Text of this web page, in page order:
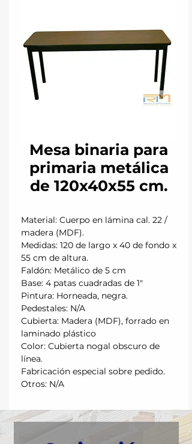
Mesa binaria para
primaria metálica
de 120x40x55 cm.
Material: Cuerpo en lámina cal. 22 /
madera (MDF).
Medidas: 120 de largo x 40 de fondo x
55 cm de altura.
Faldón: Metálico de 5 cm
Base: 4 patas cuadradas de 1"
Pintura: Horneada, negra.
Pedestales: N/A
Cubierta: Madera (MDF), forrado en
laminado plástico
Color: Cubierta nogal obscuro de
línea.
Fabricación especial sobre pedido.
Otros: N/A